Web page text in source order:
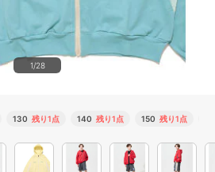
1/28
130 残り1点 140 残り1点 150 残り1点